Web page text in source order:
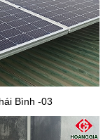
Bình -03